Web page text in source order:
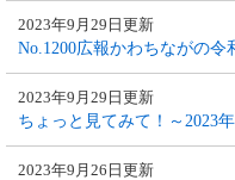
No.1200広報かわちながの令
2023年9月29日更新
ちょっと見てみて！～2023
2023年9月29日更新
2023年9月26日更新